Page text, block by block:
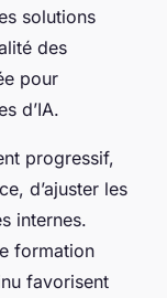
solutions
des
pour
d’IA.
progressif,
d’ajuster les
internes.
formation
favorisent